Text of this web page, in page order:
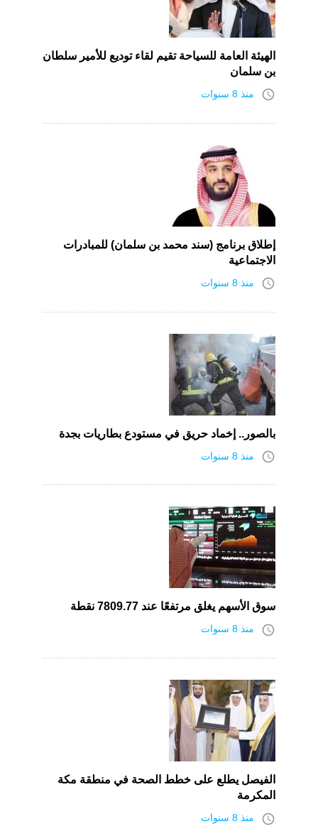
الهيئة العامة للسياحة تقيم لقاء توديع للأمير سلطان
بن سلمان
access_time منذ 8 سنوات
إطلاق برنامج (سند محمد بن سلمان) للمبادرات
الاجتماعية
access_time منذ 8 سنوات
بالصور.. إخماد حريق في مستودع بطاريات بجدة
access_time منذ 8 سنوات
سوق الأسهم يغلق مرتفعًا عند 7809.77 نقطة
access_time منذ 8 سنوات
الفيصل يطلع على خطط الصحة في منطقة مكة
المكرمة
access_time منذ 8 سنوات